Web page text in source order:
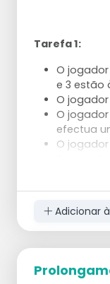
Tarefa 1:
O
e 3 estão
O
O
efectua
O
o
Todos os
Adicionar